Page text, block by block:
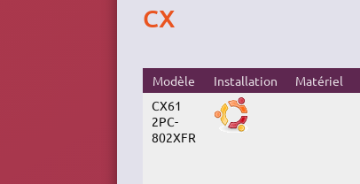
CX
Modèle Installation Matériel
CX61
2PC-
802XFR